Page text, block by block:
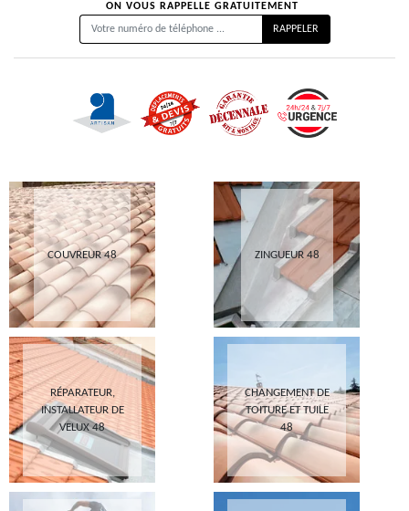
ON VOUS RAPPELLE GRATUITEMENT
COUVREUR 48 ZINGUEUR 48
RÉPARATEUR,
INSTALLATEUR DE
VELUX 48
CHANGEMENT DE
TOITURE ET TUILE
48